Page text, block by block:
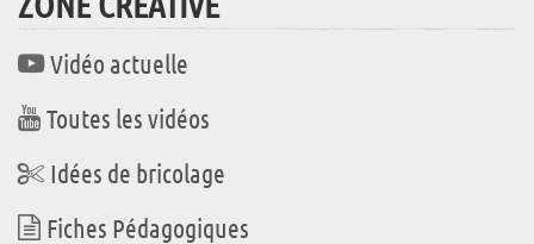
Vidéo actuelle
Toutes les vidéos
Idées de bricolage
Fiches Pédagogiques